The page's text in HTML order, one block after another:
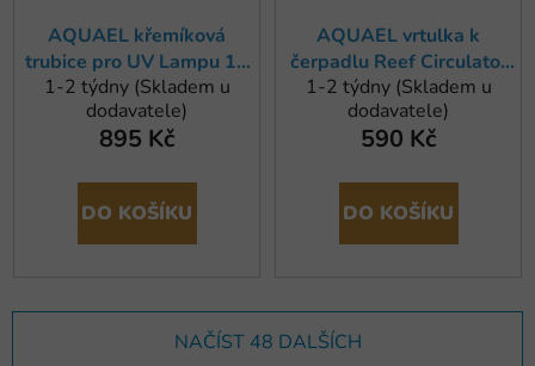
AQUAEL křemíková
trubice pro UV Lampu 15
W
1-2 týdny (Skladem u
dodavatele)
895 Kč
DO KOŠÍKU
AQUAEL vrtulka k
čerpadlu Reef Circulator
10000
1-2 týdny (Skladem u
dodavatele)
590 Kč
DO KOŠÍKU
NAČÍST 48 DALŠÍCH